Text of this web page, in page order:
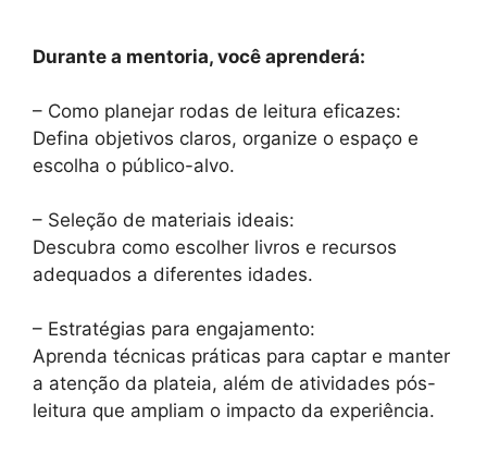
Durante a mentoria, você aprenderá:
– Como planejar rodas de leitura eficazes:
Defina objetivos claros, organize o espaço e
escolha o público-alvo.
– Seleção de materiais ideais:
Descubra como escolher livros e recursos
adequados a diferentes idades.
– Estratégias para engajamento:
Aprenda técnicas práticas para captar e manter
a atenção da plateia, além de atividades pós-
leitura que ampliam o impacto da experiência.